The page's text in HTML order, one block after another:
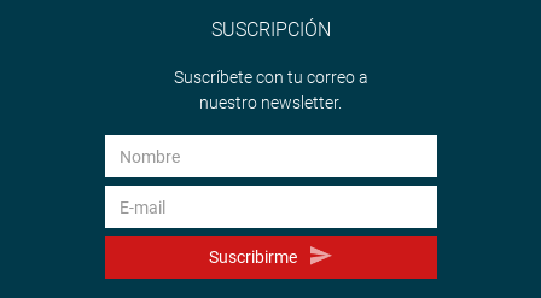
SUSCRIPCIÓN
Suscríbete con tu correo a
nuestro newsletter.
Suscribirme